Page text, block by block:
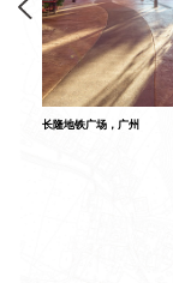
长隆地铁广场，广州